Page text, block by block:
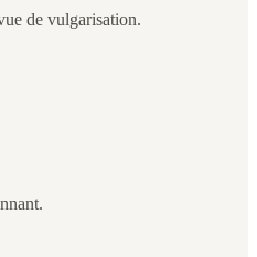
de vulgarisation.